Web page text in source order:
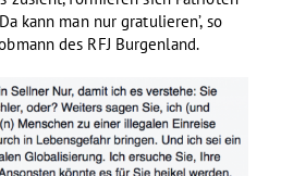
kann man nur gratulieren’, so
des RFJ Burgenland.